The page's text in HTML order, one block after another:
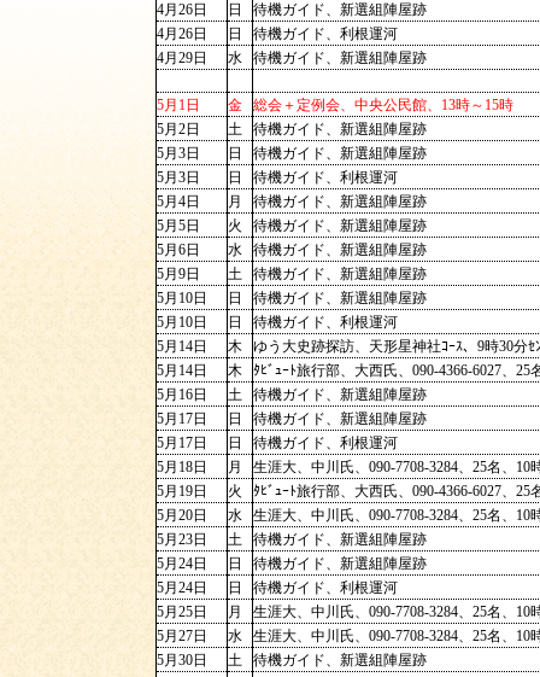
4月26日
日
待機ガイド、新選組陣屋跡
4月26日
日
待機ガイド、利根運河
4月29日
水 待機ガイド、新選組陣屋跡
5月1日 金
総会＋定例会、中央公民館、13時～15
5月2日
土
待機ガイド、新選組陣屋跡
5月3日
日
待機ガイド、新選組陣屋跡
5月3日
日
待機ガイド、利根運河
5月4日
月
待機ガイド、新選組陣屋跡
5月5日
火
待機ガイド、新選組陣屋跡
5月6日
水
待機ガイド、新選組陣屋跡
5月9日
土
待機ガイド、新選組陣屋跡
5月10日
日
待機ガイド、新選組陣屋跡
5月10日
日
待機ガイド、利根運河
5月14日
木
ゆう大史跡探訪、天形星神社ｺｰｽ、9時30分ｾ
5月14日
木
ﾀﾋﾞｭｰﾄ旅行部、大西氏、090-4366-6027、
5月16日
土
待機ガイド、新選組陣屋跡
5月17日
日
待機ガイド、新選組陣屋跡
5月17日
日
待機ガイド、利根運河
5月18日
月
生涯大、中川氏、090-7708-3284、25名、
5月19日
火
ﾀﾋﾞｭｰﾄ旅行部、大西氏、090-4366-6027、
5月20日
水
生涯大、中川氏、090-7708-3284、25名、
5月23日
土
待機ガイド、新選組陣屋跡
5月24日
日
待機ガイド、新選組陣屋跡
5月24日
日
待機ガイド、利根運河
5月25日
月
生涯大、中川氏、090-7708-3284、25名、
5月27日
水
生涯大、中川氏、090-7708-3284、25名、
5月30日
土
待機ガイド、新選組陣屋跡